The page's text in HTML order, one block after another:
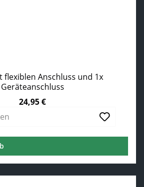
flexiblen Anschluss und 1x
Geräteanschluss
24,95 €